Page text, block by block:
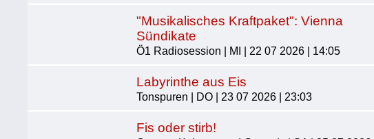
"Musikalisches Kraftpaket": Vienna
Sündikate
Ö1 Radiosession | MI | 22 07 2026 | 14:05
Labyrinthe aus Eis
Tonspuren | DO | 23 07 2026 | 23:03
Fis oder stirb!